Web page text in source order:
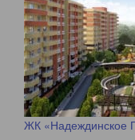
ЖК «Надеждинское